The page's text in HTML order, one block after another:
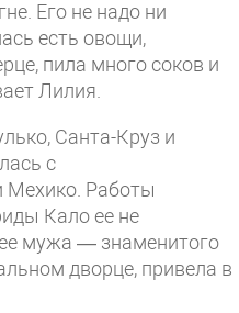
Его не надо ни
есть овощи,
пила много соков и
Лилия.
Санта-Круз и
с
Мехико. Работы
Кало ее не
мужа — знаменитого
дворце, привела в